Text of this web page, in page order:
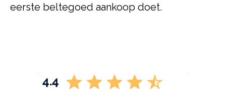
eerste beltegoed aankoop doet.
4.4